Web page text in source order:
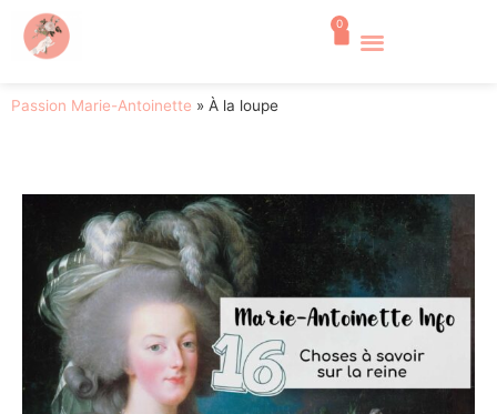
0
Passion Marie-Antoinette » À la loupe